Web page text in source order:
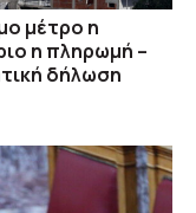
μέτρο η
η πληρωμή –
δήλωση